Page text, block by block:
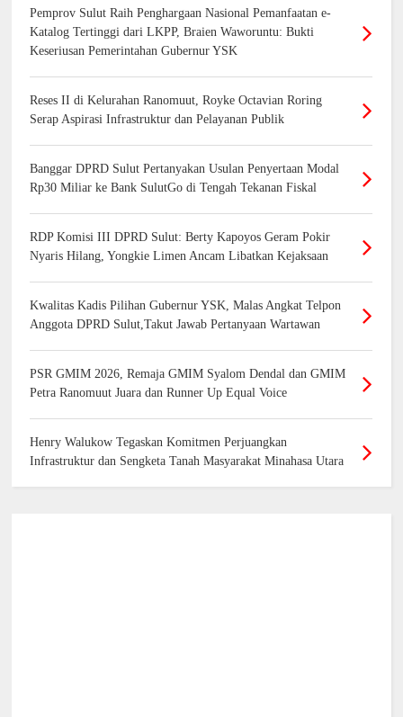
Pemprov Sulut Raih Penghargaan Nasional Pemanfaatan e-
Katalog Tertinggi dari LKPP, Braien Waworuntu: Bukti
Keseriusan Pemerintahan Gubernur YSK
Reses II di Kelurahan Ranomuut, Royke Octavian Roring
Serap Aspirasi Infrastruktur dan Pelayanan Publik
Banggar DPRD Sulut Pertanyakan Usulan Penyertaan Modal
Rp30 Miliar ke Bank SulutGo di Tengah Tekanan Fiskal
RDP Komisi III DPRD Sulut: Berty Kapoyos Geram Pokir
Nyaris Hilang, Yongkie Limen Ancam Libatkan Kejaksaan
Kwalitas Kadis Pilihan Gubernur YSK, Malas Angkat Telpon
Anggota DPRD Sulut,Takut Jawab Pertanyaan Wartawan
PSR GMIM 2026, Remaja GMIM Syalom Dendal dan GMIM
Petra Ranomuut Juara dan Runner Up Equal Voice
Henry Walukow Tegaskan Komitmen Perjuangkan
Infrastruktur dan Sengketa Tanah Masyarakat Minahasa Utara